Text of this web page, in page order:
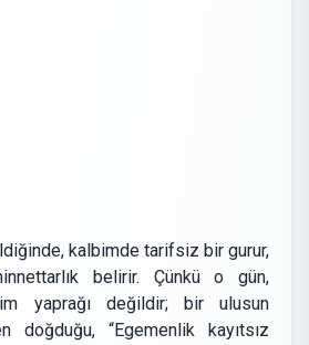
kalbimde tarifsiz bir gurur,
belirir. Çünkü o gün,
yaprağı değildir; bir ulusun
doğduğu, “Egemenlik kayıtsız